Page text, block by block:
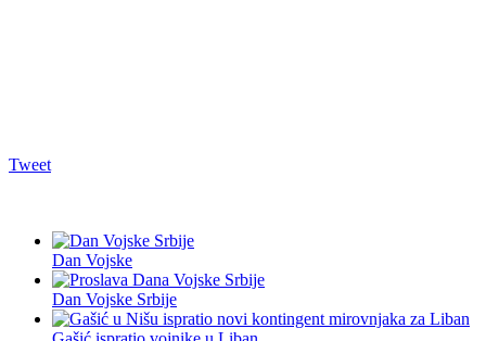
Tweet
Dan Vojske
Dan Vojske Srbije